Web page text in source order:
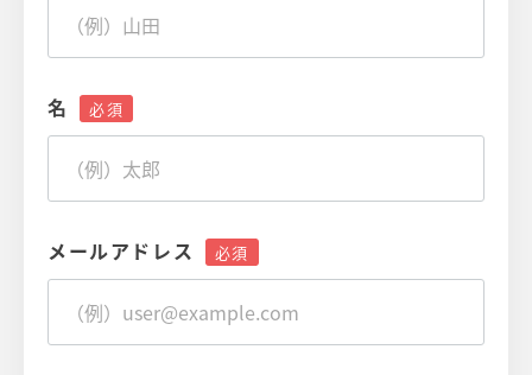
名
メールアドレス